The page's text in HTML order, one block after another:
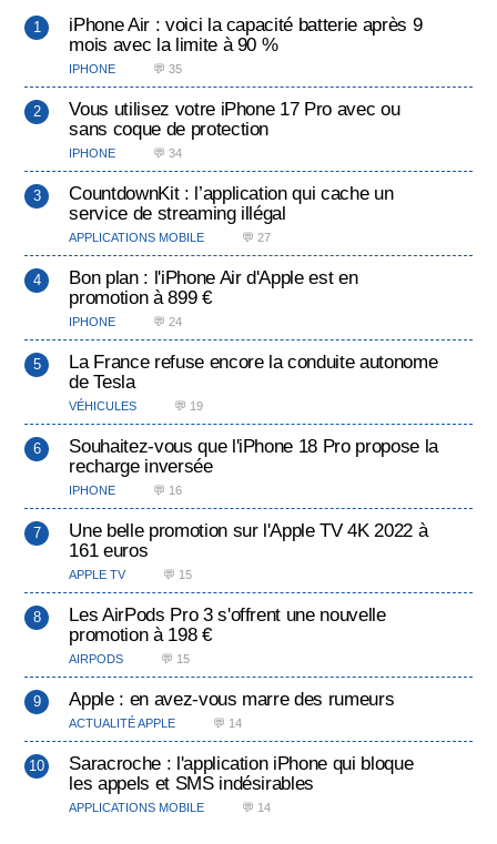
iPhone Air : voici la capacité batterie après 9
mois avec la limite à 90 %
IPHONE 💬 35
Vous utilisez votre iPhone 17 Pro avec ou
sans coque de protection
IPHONE 💬 34
CountdownKit : l’application qui cache un
service de streaming illégal
APPLICATIONS MOBILE 💬 27
Bon plan : l'iPhone Air d'Apple est en
promotion à 899 €
IPHONE 💬 24
La France refuse encore la conduite autonome
de Tesla
VÉHICULES 💬 19
Souhaitez-vous que l'iPhone 18 Pro propose la
recharge inversée
IPHONE 💬 16
Une belle promotion sur l'Apple TV 4K 2022 à
161 euros
APPLE TV 💬 15
Les AirPods Pro 3 s'offrent une nouvelle
promotion à 198 €
AIRPODS 💬 15
Apple : en avez-vous marre des rumeurs
ACTUALITÉ APPLE 💬 14
Saracroche : l'application iPhone qui bloque
les appels et SMS indésirables
APPLICATIONS MOBILE 💬 14